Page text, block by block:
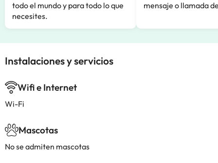
todo el mundo y para todo lo que
necesites.
mensaje o llamada
Instalaciones y servicios
Wifi e Internet
Wi-Fi
Mascotas
No se admiten mascotas